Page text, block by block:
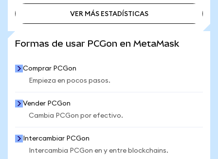
VER MÁS ESTADÍSTICAS
Formas de usar PCGon en MetaMask
Comprar PCGon
Empieza en pocos pasos.
Vender PCGon
Cambia PCGon por efectivo.
Intercambiar PCGon
Intercambia PCGon en y entre blockchains.